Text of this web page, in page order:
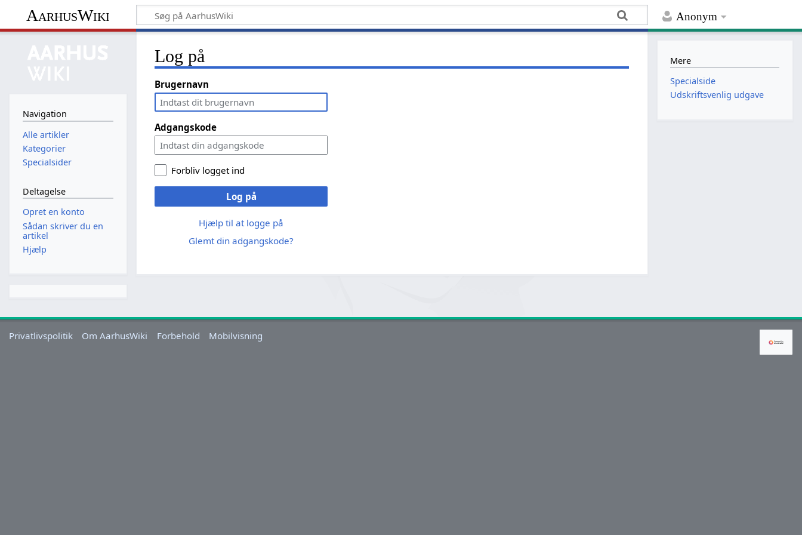
Anonym
AarhusWiki
Log på
Brugernavn
Adgangskode
Forbliv logget ind
Log på
Hjælp til at logge på
Glemt din adgangskode?
Navigation
Alle artikler
Kategorier
Specialsider
Deltagelse
Opret en konto
Sådan skriver du en
artikel
Hjælp
Mere
Specialside
Udskriftsvenlig udgave
Privatlivspolitik Om AarhusWiki Forbehold Mobilvisning